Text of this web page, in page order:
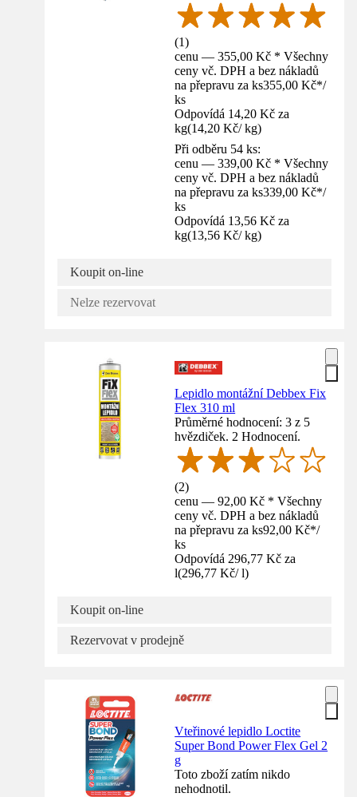
(1)
cenu — 355,00 Kč * Všechny
ceny vč. DPH a bez nákladů
na přepravu za ks355,00 Kč*/
ks
Odpovídá 14,20 Kč za
kg(14,20 Kč/ kg)
Při odběru 54 ks:
cenu — 339,00 Kč * Všechny
ceny vč. DPH a bez nákladů
na přepravu za ks339,00 Kč*/
ks
Odpovídá 13,56 Kč za
kg(13,56 Kč/ kg)
Koupit on-line
Nelze rezervovat
Lepidlo montážní Debbex Fix
Flex 310 ml
Průměrné hodnocení: 3 z 5
hvězdiček. 2 Hodnocení.
(2)
cenu — 92,00 Kč * Všechny
ceny vč. DPH a bez nákladů
na přepravu za ks92,00 Kč*/
ks
Odpovídá 296,77 Kč za
l(296,77 Kč/ l)
Koupit on-line
Rezervovat v prodejně
Vteřinové lepidlo Loctite
Super Bond Power Flex Gel 2
g
Toto zboží zatím nikdo
nehodnotil.